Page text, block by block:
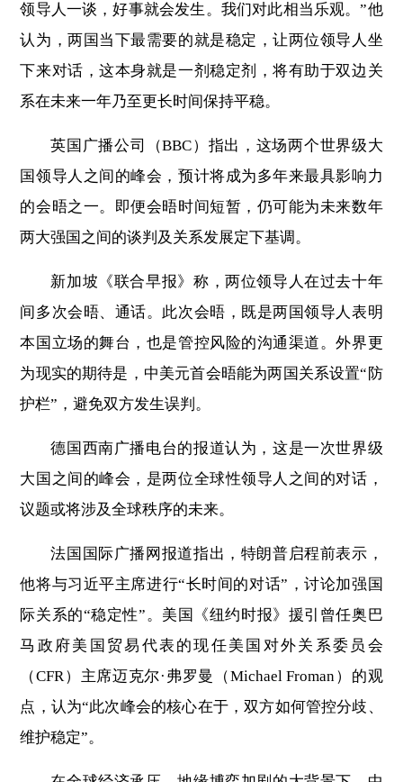
领导人一谈，好事就会发生。我们对此相当乐观。”他
认为，两国当下最需要的就是稳定，让两位领导人坐
下来对话，这本身就是一剂稳定剂，将有助于双边关
系在未来一年乃至更长时间保持平稳。
英国广播公司（BBC）指出，这场两个世界级大
国领导人之间的峰会，预计将成为多年来最具影响力
的会晤之一。即便会晤时间短暂，仍可能为未来数年
两大强国之间的谈判及关系发展定下基调。
新加坡《联合早报》称，两位领导人在过去十年
间多次会晤、通话。此次会晤，既是两国领导人表明
本国立场的舞台，也是管控风险的沟通渠道。外界更
为现实的期待是，中美元首会晤能为两国关系设置“防
护栏”，避免双方发生误判。
德国西南广播电台的报道认为，这是一次世界级
大国之间的峰会，是两位全球性领导人之间的对话，
议题或将涉及全球秩序的未来。
法国国际广播网报道指出，特朗普启程前表示，
他将与习近平主席进行“长时间的对话”，讨论加强国
际关系的“稳定性”。美国《纽约时报》援引曾任奥巴
马政府美国贸易代表的现任美国对外关系委员会
（CFR）主席迈克尔·弗罗曼（Michael Froman）的观
点，认为“此次峰会的核心在于，双方如何管控分歧、
维护稳定”。